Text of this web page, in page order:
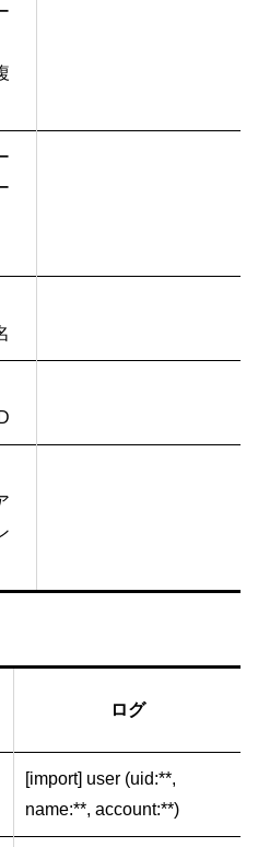
ログ
[import] user (uid:**,
name:**, account:**)